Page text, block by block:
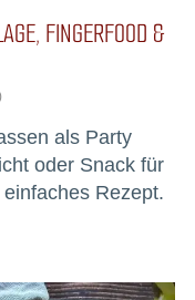
FINGERFOOD &
als Party
oder Snack für
Rezept.